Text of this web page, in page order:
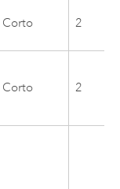
Corto 2
Corto 2